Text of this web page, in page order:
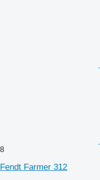
8
Fendt Farmer 312